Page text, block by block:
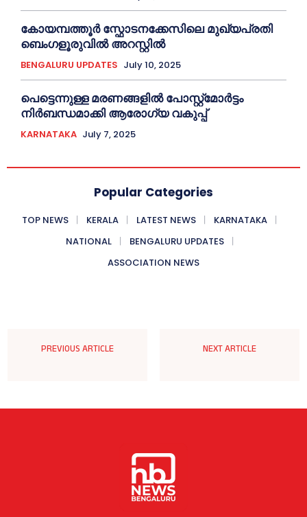
കോയമ്പത്തൂർ സ്ഫോടനക്കേസിലെ മുഖ്യപ്രതി
ബെംഗളൂരുവിൽ അറസ്റ്റിൽ
BENGALURU UPDATES July 10, 2025
പെട്ടെന്നുള്ള മരണങ്ങളിൽ പോസ്റ്റ്മോർട്ടം
നിർബന്ധമാക്കി ആരോഗ്യ വകുപ്പ്
KARNATAKA July 7, 2025
Popular Categories
TOP NEWS KERALA LATEST NEWS
KARNATAKA
NATIONAL
BENGALURU UPDATES
ASSOCIATION NEWS
PREVIOUS ARTICLE NEXT ARTICLE